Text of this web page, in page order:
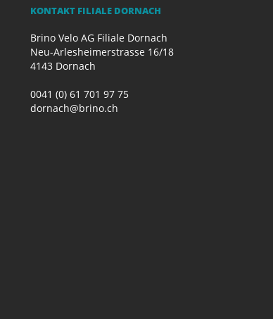
KONTAKT FILIALE DORNACH
Brino Velo AG Filiale Dornach
Neu-Arlesheimerstrasse 16/18
4143 Dornach
0041 (0) 61 701 97 75
dornach@brino.ch